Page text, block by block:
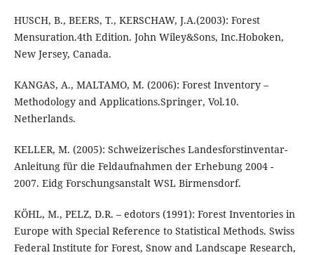
HUSCH, B., BEERS, T., KERSCHAW, J.A.(2003): Forest
Mensuration.4th Edition. John Wiley&Sons, Inc.Hoboken,
New Jersey, Canada.
KANGAS, A., MALTAMO, M. (2006): Forest Inventory –
Methodology and Applications.Springer, Vol.10.
Netherlands.
KELLER, M. (2005): Schweizerisches Landesforstinventar-
Anleitung für die Feldaufnahmen der Erhebung 2004 -
2007. Eidg Forschungsanstalt WSL Birmensdorf.
KÖHL, M., PELZ, D.R. – edotors (1991): Forest Inventories in
Europe with Special Reference to Statistical Methods. Swiss
Federal Institute for Forest, Snow and Landscape Research,